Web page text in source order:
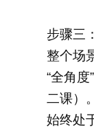
步骤三
整个场
“全角度
二课）
始终处